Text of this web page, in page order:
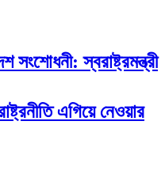
সংশোধনী: স্বরাষ্ট্রমন্ত্রী
এগিয়ে নেওয়ার